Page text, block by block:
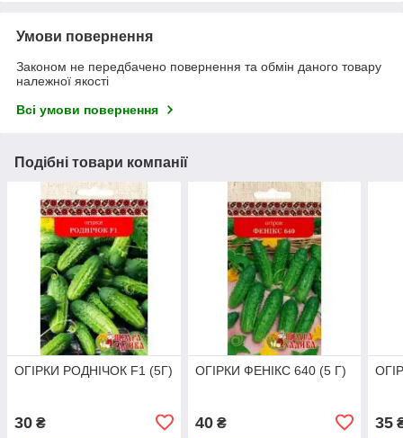
Умови повернення
Законом не передбачено повернення та обмін даного товару
належної якості
Всі умови повернення
Подібні товари компанії
ОГІРКИ РОДНІЧОК F1 (5Г)
30 ₴
ОГІРКИ ФЕНІКС 640 (5 Г)
40₴ 35